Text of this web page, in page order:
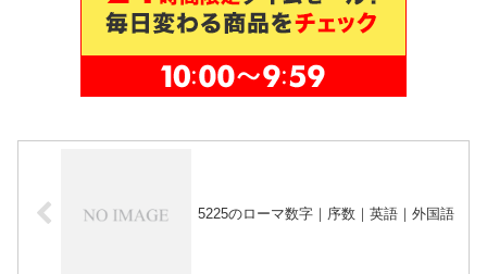
5225のローマ数字｜序数｜英語｜外国語